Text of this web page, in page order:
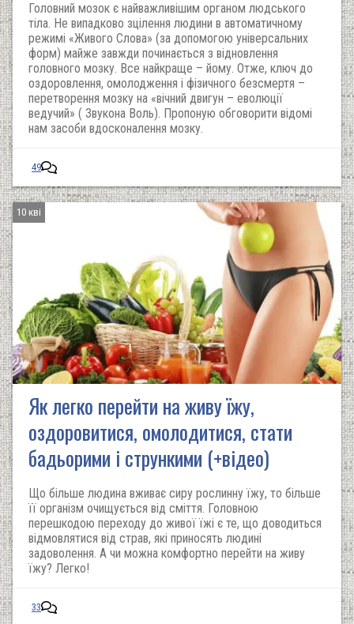
Головний мозок є найважливішим органом людського
тіла. Не випадково зцілення людини в автоматичному
режимі «Живого Слова» (за допомогою універсальних
форм) майже завжди починається з відновлення
головного мозку. Все найкраще – йому. Отже, ключ до
оздоровлення, омолодження і фізичного безсмертя –
перетворення мозку на «вічний двигун – еволюції
ведучий» ( Звукона Воль). Пропоную обговорити відомі
нам засоби вдосконалення мозку.
49
10 кві
Як легко перейти на живу їжу,
оздоровитися, омолодитися, стати
бадьорими і стрункими (+відео)
Що більше людина вживає сиру рослинну їжу, то більше
її організм очищується від сміття. Головною
перешкодою переходу до живої їжі є те, що доводиться
відмовлятися від страв, які приносять людині
задоволення. А чи можна комфортно перейти на живу
їжу? Легко!
33